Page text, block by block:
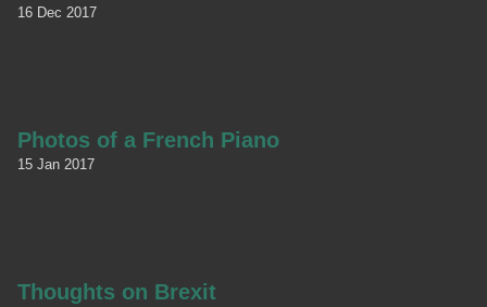
16 Dec 2017
Photos of a French Piano
15 Jan 2017
Thoughts on Brexit